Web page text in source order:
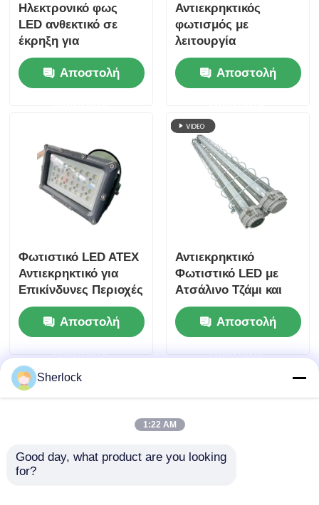
Ηλεκτρονικό φως
LED ανθεκτικό σε
έκρηξη για
επικίνδυνες περιοχές
με προστασία IP66
και είσοδο ευρείας
Αποστολή
Αντιεκρηκτικός
φωτισμός με
λειτουργία
προστασίας IP66 για
επικίνδυνες περιοχές
Αποστολή
Φωτιστικό LED ATEX
Αντιεκρηκτικό για
Επικίνδυνες Περιοχές
Ζώνης 1 & Ζώνης 2
Αποστολή
ερώτησης
Αντιεκρηκτικό
Φωτιστικό LED με
Ατσάλινο Τζάμι και
Αντιδιαβρωτική
Προστασία για
Επικίνδυνες
Βιομηχανικές Ζώνες
Αποστολή
ερώτησης
Sherlock
1:22 AM
Good day, what product are you looking
for?